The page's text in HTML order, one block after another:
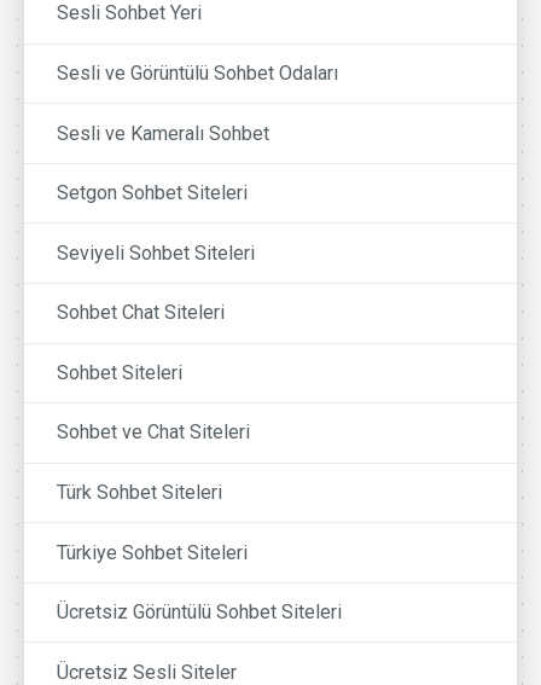
Sesli Sohbet Yeri
Sesli ve Görüntülü Sohbet Odaları
Sesli ve Kameralı Sohbet
Setgon Sohbet Siteleri
Seviyeli Sohbet Siteleri
Sohbet Chat Siteleri
Sohbet Siteleri
Sohbet ve Chat Siteleri
Türk Sohbet Siteleri
Türkiye Sohbet Siteleri
Ücretsiz Görüntülü Sohbet Siteleri
Ücretsiz Sesli Siteler